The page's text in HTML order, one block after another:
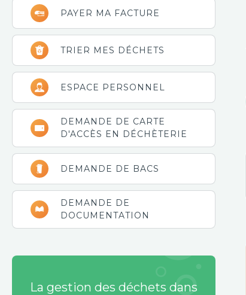
latérale
principale
PAYER MA FACTURE
TRIER MES DÉCHETS
ESPACE PERSONNEL
DEMANDE DE CARTE
D'ACCÈS EN DÉCHÈTERIE
DEMANDE DE BACS
DEMANDE DE
DOCUMENTATION
La gestion des déchets dans